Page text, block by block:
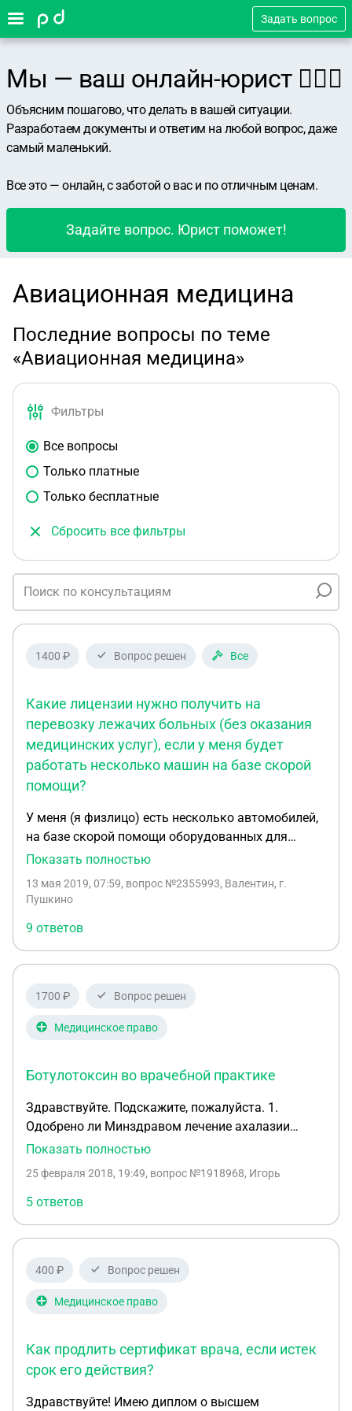
Задать вопрос
Мы — ваш онлайн-юрист 👨🏻‍⚖️
Объясним пошагово, что делать в вашей ситуации.
Разработаем документы и ответим на любой вопрос, даже
самый маленький.
Все это — онлайн, с заботой о вас и по отличным ценам.
Задайте вопрос. Юрист поможет!
Авиационная медицина
Последние вопросы по теме
«Авиационная медицина»
Фильтры
Все вопросы
Только платные
Только бесплатные
Сбросить все фильтры
1400 ₽ Вопрос решен Все
Какие лицензии нужно получить на
перевозку лежачих больных (без оказания
медицинских услуг), если у меня будет
работать несколько машин на базе скорой
помощи?
У меня (я физлицо) есть несколько автомобилей,
на базе скорой помощи оборудованных для
перевозки лежачих больных ( только перевозка,
узаконить данный род деятельности? Оформить
аренды автомобиля? Нужно ли будет в таком
случае каждому водителю оформлять ИП и
получать лицензию на перевозку людей? Как
лучше оформить ИП и нанимать водителей
официально на работу? В таком случае лицензию
Показать полностью
13 мая 2019, 07:59, вопрос №2355993, Валентин, г.
Пушкино
9 ответов
1700 ₽ Вопрос решен
Медицинское право
Ботулотоксин во врачебной практике
Здравствуйте. Подскажите, пожалуйста. 1.
Одобрено ли Минздравом лечение ахалазии
кардии инъекциями ботулотоксина
Росздравнадзором лечение ахалазии кардии
инъекциями ботулотоксина эндоскопически? 3.
Существуют ли лицензии на лечение ахалазии
кардии инъекциями ботулотоксина
проводить такие процедуры? 4. Врач проводит у
нас такие процедуры. Насколько его действия
то особую лицензию? 6. Существуют ли “уровни”
лицензии, к примеру применение ботулотоксина в
Показать полностью
25 февраля 2018, 19:49, вопрос №1918968, Игорь
5 ответов
400 ₽ Вопрос решен
Медицинское право
Как продлить сертификат врача, если истек
срок его действия?
Здравствуйте! Имею диплом о высшем